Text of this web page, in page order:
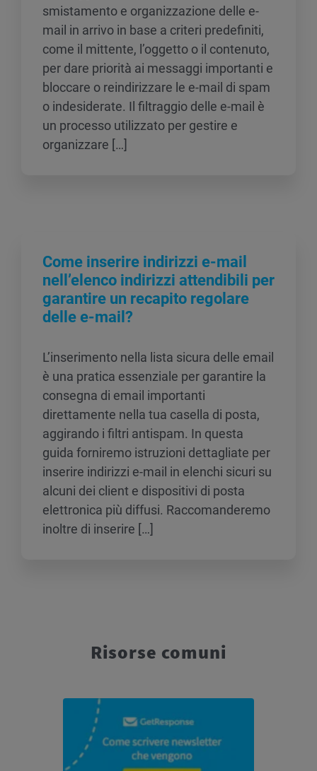
smistamento e organizzazione delle e-
mail in arrivo in base a criteri predefiniti,
come il mittente, l’oggetto o il contenuto,
per dare priorità ai messaggi importanti e
bloccare o reindirizzare le e-mail di spam
o indesiderate. Il filtraggio delle e-mail è
un processo utilizzato per gestire e
organizzare […]
Come inserire indirizzi e-mail
nell’elenco indirizzi attendibili per
garantire un recapito regolare
delle e-mail?
L’inserimento nella lista sicura delle email
è una pratica essenziale per garantire la
consegna di email importanti
direttamente nella tua casella di posta,
aggirando i filtri antispam. In questa
guida forniremo istruzioni dettagliate per
inserire indirizzi e-mail in elenchi sicuri su
alcuni dei client e dispositivi di posta
elettronica più diffusi. Raccomanderemo
inoltre di inserire […]
Risorse comuni